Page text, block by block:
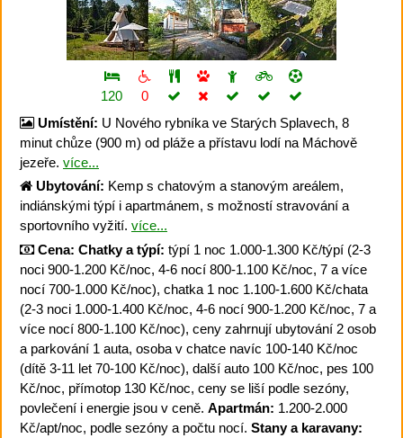
120
0
Umístění: U Nového rybníka ve Starých Splavech, 8
minut chůze (900 m) od pláže a přístavu lodí na Máchově
jezeře. více...
Ubytování: Kemp s chatovým a stanovým areálem,
indiánskými týpí i apartmánem, s možností stravování a
sportovního vyžití. více...
Cena: Chatky a týpí: týpí 1 noc 1.000-1.300 Kč/týpí (2-3
noci 900-1.200 Kč/noc, 4-6 nocí 800-1.100 Kč/noc, 7 a více
nocí 700-1.000 Kč/noc), chatka 1 noc 1.100-1.600 Kč/chata
(2-3 noci 1.000-1.400 Kč/noc, 4-6 nocí 900-1.200 Kč/noc, 7 a
více nocí 800-1.100 Kč/noc), ceny zahrnují ubytování 2 osob
a parkování 1 auta, osoba v chatce navíc 100-140 Kč/noc
(dítě 3-11 let 70-100 Kč/noc), další auto 100 Kč/noc, pes 100
Kč/noc, přímotop 130 Kč/noc, ceny se liší podle sezóny,
povlečení i energie jsou v ceně. Apartmán: 1.200-2.000
Kč/apt/noc, podle sezóny a počtu nocí. Stany a karavany: